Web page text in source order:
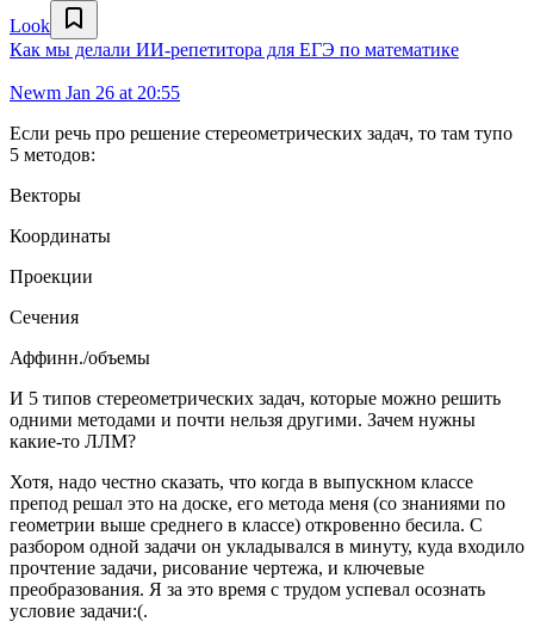
Look
Как мы делали ИИ-репетитора для ЕГЭ по математике
Newm Jan 26 at 20:55
Если речь про решение стереометрических задач, то там тупо
5 методов:
Векторы
Координаты
Проекции
Сечения
Аффинн./объемы
И 5 типов стереометрических задач, которые можно решить
одними методами и почти нельзя другими. Зачем нужны
какие-то ЛЛМ?
Хотя, надо честно сказать, что когда в выпускном классе
препод решал это на доске, его метода меня (со знаниями по
геометрии выше среднего в классе) откровенно бесила. С
разбором одной задачи он укладывался в минуту, куда входило
прочтение задачи, рисование чертежа, и ключевые
преобразования. Я за это время с трудом успевал осознать
условие задачи:(.